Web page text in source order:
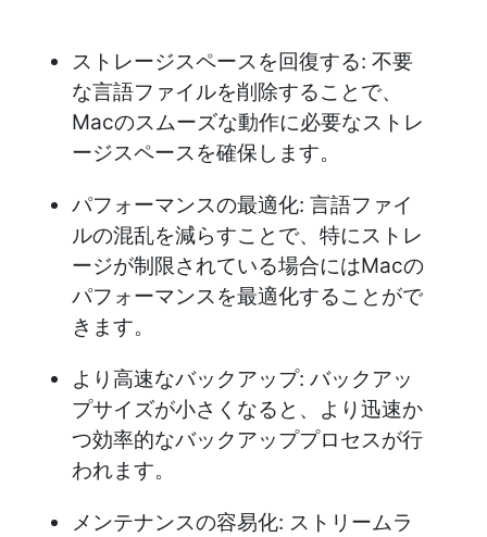
ストレージスペースを回復する: 不要
な言語ファイルを削除することで、
Macのスムーズな動作に必要なストレ
ージスペースを確保します。
パフォーマンスの最適化: 言語ファイ
ルの混乱を減らすことで、特にストレ
ージが制限されている場合にはMacの
パフォーマンスを最適化することがで
きます。
より高速なバックアップ: バックアッ
プサイズが小さくなると、より迅速か
つ効率的なバックアッププロセスが行
われます。
メンテナンスの容易化: ストリームラ